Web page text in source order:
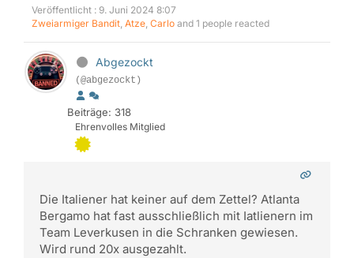
Veröffentlicht : 9. Juni 2024 8:07
Zweiarmiger Bandit, Atze, Carlo and 1 people reacted
Abgezockt
(@abgezockt)
Beiträge: 318
Ehrenvolles Mitglied
Die Italiener hat keiner auf dem Zettel? Atlanta
Bergamo hat fast ausschließlich mit Iatlienern im
Team Leverkusen in die Schranken gewiesen.
Wird rund 20x ausgezahlt.